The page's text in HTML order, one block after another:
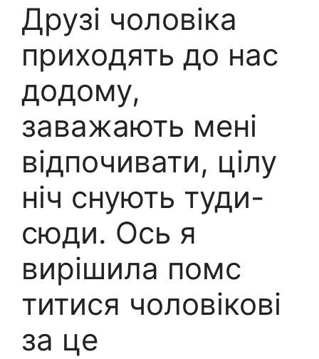
Друзі чоловіка
приходять до нас
додому,
заважають мені
відпочивати, цілу
ніч снують туди-
сюди. Ось я
вирішила помс
титися чоловікові
за це